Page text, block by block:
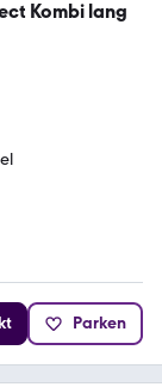
Kombi lang
Parken